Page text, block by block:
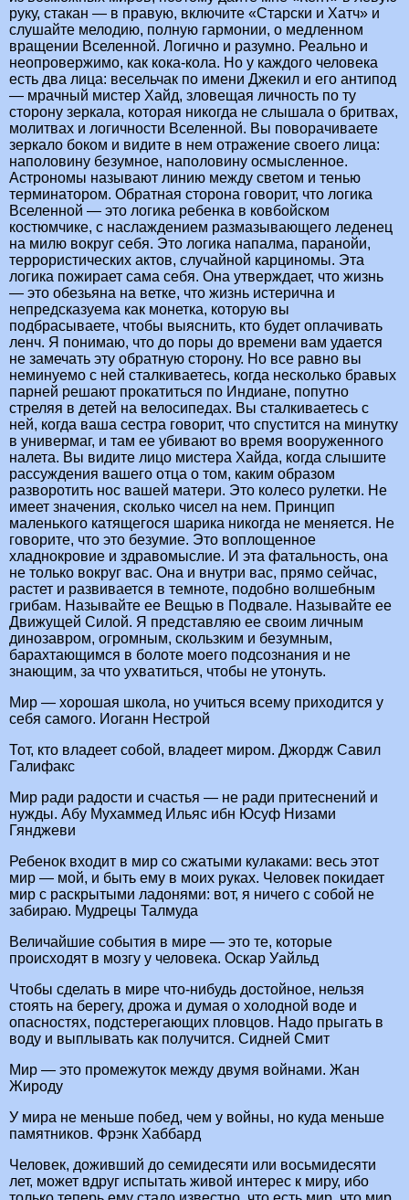
руку, стакан — в правую, включите «Старски и Хатч» и
слушайте мелодию, полную гармонии, о медленном
вращении Вселенной. Логично и разумно. Реально и
неопровержимо, как кока-кола. Но у каждого человека
есть два лица: весельчак по имени Джекил и его антипод
— мрачный мистер Хайд, зловещая личность по ту
сторону зеркала, которая никогда не слышала о бритвах,
молитвах и логичности Вселенной. Вы поворачиваете
зеркало боком и видите в нем отражение своего лица:
наполовину безумное, наполовину осмысленное.
Астрономы называют линию между светом и тенью
терминатором. Обратная сторона говорит, что логика
Вселенной — это логика ребенка в ковбойском
костюмчике, с наслаждением размазывающего леденец
на милю вокруг себя. Это логика напалма, паранойи,
террористических актов, случайной карциномы. Эта
логика пожирает сама себя. Она утверждает, что жизнь
— это обезьяна на ветке, что жизнь истерична и
непредсказуема как монетка, которую вы
подбрасываете, чтобы выяснить, кто будет оплачивать
ленч. Я понимаю, что до поры до времени вам удается
не замечать эту обратную сторону. Но все равно вы
неминуемо с ней сталкиваетесь, когда несколько бравых
парней решают прокатиться по Индиане, попутно
стреляя в детей на велосипедах. Вы сталкиваетесь с
ней, когда ваша сестра говорит, что спустится на минутку
в универмаг, и там ее убивают во время вооруженного
налета. Вы видите лицо мистера Хайда, когда слышите
рассуждения вашего отца о том, каким образом
разворотить нос вашей матери. Это колесо рулетки. Не
имеет значения, сколько чисел на нем. Принцип
маленького катящегося шарика никогда не меняется. Не
говорите, что это безумие. Это воплощенное
хладнокровие и здравомыслие. И эта фатальность, она
не только вокруг вас. Она и внутри вас, прямо сейчас,
растет и развивается в темноте, подобно волшебным
грибам. Называйте ее Вещью в Подвале. Называйте ее
Движущей Силой. Я представляю ее своим личным
динозавром, огромным, скользким и безумным,
барахтающимся в болоте моего подсознания и не
знающим, за что ухватиться, чтобы не утонуть.
Мир — хорошая школа, но учиться всему приходится у
себя самого. Иоганн Нестрой
Тот, кто владеет собой, владеет миром. Джордж Савил
Галифакс
Мир ради радости и счастья — не ради притеснений и
нужды. Абу Мухаммед Ильяс ибн Юсуф Низами
Гянджеви
Ребенок входит в мир со сжатыми кулаками: весь этот
мир — мой, и быть ему в моих руках. Человек покидает
мир с раскрытыми ладонями: вот, я ничего с собой не
забираю. Мудрецы Талмуда
Величайшие события в мире — это те, которые
происходят в мозгу у человека. Оскар Уайльд
Чтобы сделать в мире что-нибудь достойное, нельзя
стоять на берегу, дрожа и думая о холодной воде и
опасностях, подстерегающих пловцов. Надо прыгать в
воду и выплывать как получится. Сидней Смит
Мир — это промежуток между двумя войнами. Жан
Жироду
У мира не меньше побед, чем у войны, но куда меньше
памятников. Фрэнк Хаббард
Человек, доживший до семидесяти или восьмидесяти
лет, может вдруг испытать живой интерес к миру, ибо